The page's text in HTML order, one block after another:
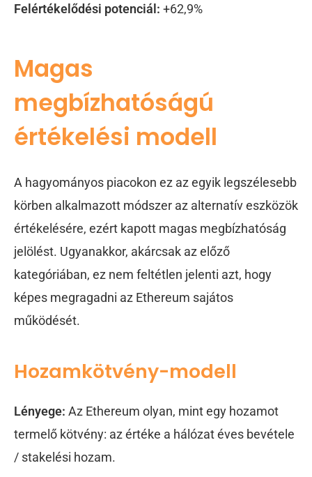
Felértékelődési potenciál: +62,9%
Magas
megbízhatóságú
értékelési modell
A hagyományos piacokon ez az egyik legszélesebb
körben alkalmazott módszer az alternatív eszközök
értékelésére, ezért kapott magas megbízhatóság
jelölést. Ugyanakkor, akárcsak az előző
kategóriában, ez nem feltétlen jelenti azt, hogy
képes megragadni az Ethereum sajátos
működését.
Hozamkötvény-modell
Lényege: Az Ethereum olyan, mint egy hozamot
termelő kötvény: az értéke a hálózat éves bevétele
/ stakelési hozam.